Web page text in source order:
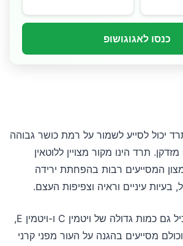
כנסו לאגוגושופ
יכול לסייע לשמור על רמת כושר גבוהה
תרד הינו מקור מצויין ללוטאין
המסייעים רבות בהפחתת ירידה
בעיות עיניים וראיה וצפיפות העצם.
לא זו בלבד, תרד מכיל גם כמות גדולה של ויטמין C ו-ויטמין E,
מסייעים בהגנה על העור מפני קרני